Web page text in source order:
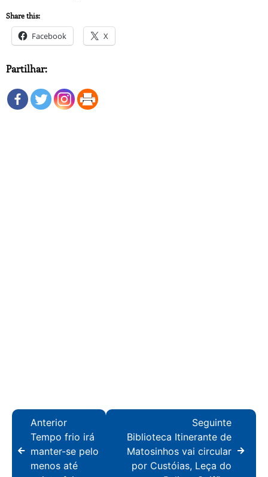
Share this:
Facebook X
Partilhar:
Anterior
Tempo frio irá
manter-se pelo
menos até
Seguinte
Biblioteca Itinerante de
Matosinhos vai circular
por Custóias, Leça do